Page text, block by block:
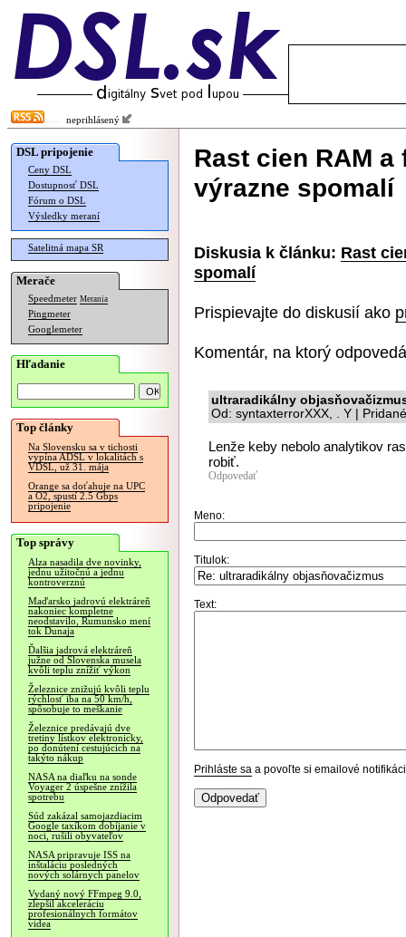
neprihlásený
DSL pripojenie
Ceny DSL
Dostupnosť DSL
Fórum o DSL
Výsledky meraní
Satelitná mapa SR
Merače
Speedmeter Merania
Pingmeter
Googlemeter
Hľadanie
Top články
Na Slovensku sa v tichosti
vypína ADSL v lokalitách s
VDSL, už 31. mája
Orange sa doťahuje na UPC
a O2, spustí 2.5 Gbps
pripojenie
Top správy
Alza nasadila dve novinky,
jednu užitočnú a jednu
kontroverznú
Maďarsko jadrovú elektráreň
nakoniec kompletne
neodstavilo, Rumunsko mení
tok Dunaja
Ďalšia jadrová elektráreň
južne od Slovenska musela
kvôli teplu znížiť výkon
Železnice znižujú kvôli teplu
rýchlosť iba na 50 km/h,
spôsobuje to meškanie
Železnice predávajú dve
tretiny lístkov elektronicky,
po donútení cestujúcich na
takýto nákup
NASA na diaľku na sonde
Voyager 2 úspešne znížila
spotrebu
Súd zakázal samojazdiacim
Google taxíkom dobíjanie v
noci, rušili obyvateľov
NASA pripravuje ISS na
inštaláciu posledných
nových solárnych panelov
Vydaný nový FFmpeg 9.0,
zlepšil akceleráciu
profesionálnych formátov
videa
Rast cien RAM
výrazne spomalí
Diskusia k článku: Rast
spomalí
Prispievajte do diskusií ako
Komentár, na ktorý
ultraradikálny
Od: syntaxterrorXXX, . Y |
Lenže keby nebolo analytikov
robiť.
Odpovedať
Meno:
Titulok:
Text:
Prihláste sa a povoľte si emailové